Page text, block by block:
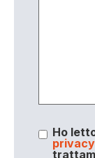
Ho
privacy